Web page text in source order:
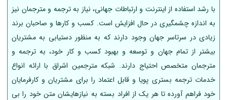
با رشد استفاده از اینترنت و ارتباطات جهانی، نیاز به ترجمه و مترجمان نیز
به اندازه چشمگیری در حال افزایش است. کسب و کارها و صاحبان برند
زیادی در سرتاسر جهان وجود دارند که به منظور دستیابی به مشتریان
بیشتر از تمام جهان و توسعه و بهبود کسب و کار خود، به ترجمه و
مترجمان متخصص احتیاج دارند. شبکه مترجمین اشراق با ارائه انواع
خدمات ترجمه بستری پویا و قابل اعتماد را برای مشتریان و کارفرمایان
خود فراهم آورده تا هر یک از افراد بسته به نیازهایشان متن خود را بی